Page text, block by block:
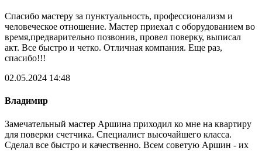
Спасибо мастеру за пунктуальность, профессионализм и
человеческое отношение. Мастер приехал с оборудованием во
время,предварительно позвонив, провел поверку, выписал
акт. Все быстро и четко. Отличная компания. Еще раз,
спасибо!!!
02.05.2024 14:48
Владимир
Замечательный мастер Аршина приходил ко мне на квартиру
для поверки счетчика. Специалист высочайшего класса.
Сделал все быстро и качественно. Всем советую Аршин - их